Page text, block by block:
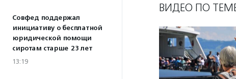
Совфед поддержал
инициативу о бесплатной
юридической помощи
сиротам старше 23 лет
13:19
ВИДЕО ПО